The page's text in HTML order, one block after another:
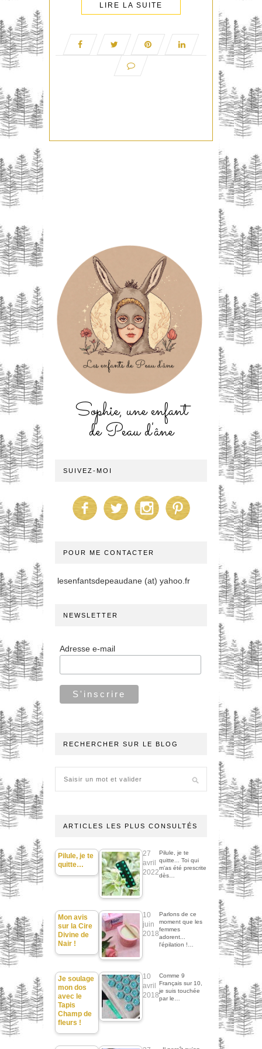
LIRE LA SUITE
Sophie, une enfant
de Peau d'âne
SUIVEZ-MOI
POUR ME CONTACTER
lesenfantsdepeaudane (at) yahoo.fr
NEWSLETTER
Adresse e-mail
RECHERCHER SUR LE BLOG
ARTICLES LES PLUS CONSULTÉS
Pilule, je te
quitte…
27
avril
2022
Pilule, je te
quitte... Toi qui
m'as été prescrite
dès…
Mon avis
sur la Cire
Divine de
Nair !
10
juin
2018
Parlons de ce
moment que les
femmes
adorent...
l'épilation !…
Je soulage
mon dos
avec le
Tapis
Champ de
fleurs !
10
avril
2018
Comme 9
Français sur 10,
je suis touchée
par le…